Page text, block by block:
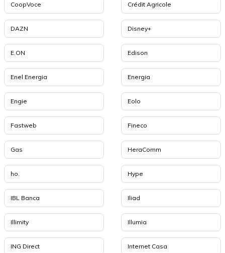
CoopVoce Crédit Agricole
DAZN Disney+
E.ON Edison
Enel Energia Energia
Engie Eolo
Fastweb Fineco
Gas HeraComm
ho. Hype
IBL Banca Iliad
Illimity Illumia
ING Direct Internet Casa